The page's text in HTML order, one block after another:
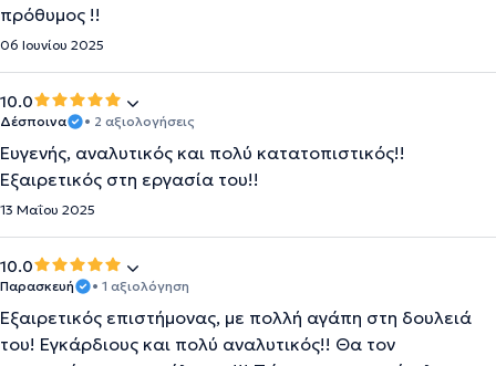
πρόθυμος !!
06 Ιουνίου 2025
10.0
Δέσποινα • 2 αξιολογήσεις
Ευγενής, αναλυτικός και πολύ κατατοπιστικός!!
Εξαιρετικός στη εργασία του!!
13 Μαΐου 2025
10.0
Παρασκευή • 1 αξιολόγηση
Εξαιρετικός επιστήμονας, με πολλή αγάπη στη δουλειά
του! Εγκάρδιους και πολύ αναλυτικός!! Θα τον